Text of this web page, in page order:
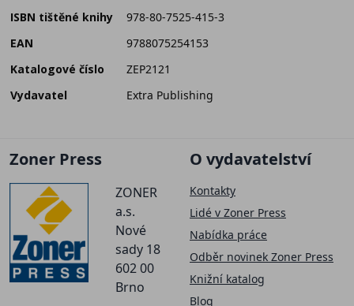
ISBN tištěné knihy
978-80-7525-415-3
EAN
9788075254153
Katalogové číslo
ZEP2121
Vydavatel
Extra Publishing
Zoner Press
ZONER
a.s.
Nové
sady 18
602 00
Brno
O vydavatelství
Kontakty
Lidé v Zoner Press
Nabídka práce
Odběr novinek Zoner Press
Knižní katalog
Blog